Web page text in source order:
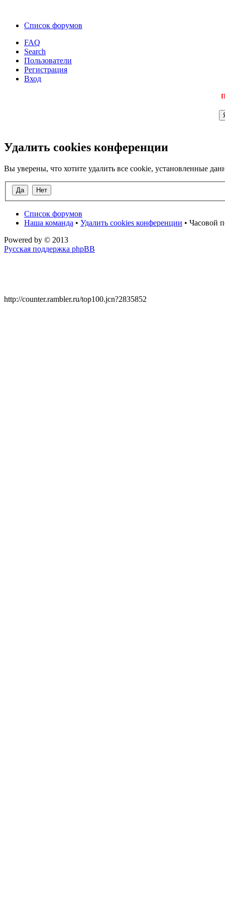
Список форумов
FAQ
Search
Пользователи
Регистрация
Вход
Удалить cookies конференции
Вы уверены, что хотите удалить все cookie, установленные
Список форумов
Наша команда • Удалить cookies конференции • Часовой
Powered by © 2013
Русская поддержка phpBB
http://counter.rambler.ru/top100.jcn?2835852